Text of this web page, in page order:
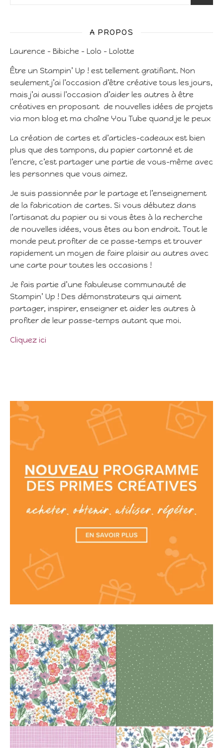
A PROPOS
Laurence – Bibiche – Lolo – Lolotte
Être un Stampin’ Up ! est tellement gratifiant. Non
seulement j’ai l’occasion d’être créative tous les jours,
mais j’ai aussi l’occasion d’aider les autres à être
créatives en proposant de nouvelles idées de projets
via mon blog et ma chaîne You Tube quand je le peux
La création de cartes et d’articles-cadeaux est bien
plus que des tampons, du papier cartonné et de
l’encre, c’est partager une partie de vous-même avec
les personnes que vous aimez.
Je suis passionnée par le partage et l’enseignement
de la fabrication de cartes. Si vous débutez dans
l’artisanat du papier ou si vous êtes à la recherche
de nouvelles idées, vous êtes au bon endroit. Tout le
monde peut profiter de ce passe-temps et trouver
rapidement un moyen de faire plaisir au autres avec
une carte pour toutes les occasions !
Je fais partie d’une fabuleuse communauté de
Stampin’ Up ! Des démonstrateurs qui aiment
partager, inspirer, enseigner et aider les autres à
profiter de leur passe-temps autant que moi.
Cliquez ici